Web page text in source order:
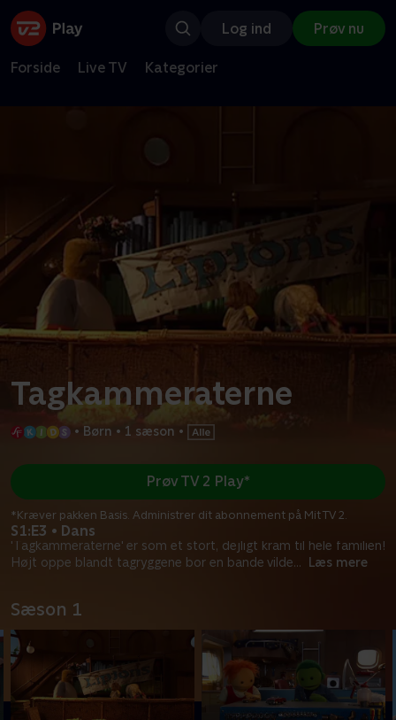
Log ind Prøv nu
Forside Live TV Kategorier
Tagkammeraterne
• Børn • 1 sæson •
S1:E3 • Dans
'Tagkammeraterne' er som et stort, dejligt kram til hele familien!
Højt oppe blandt tagryggene bor en bande vilde... Læs mere
Prøv TV 2 Play*
*Kræver pakken Basis. Administrer dit abonnement på Mit TV 2.
Sæson 1